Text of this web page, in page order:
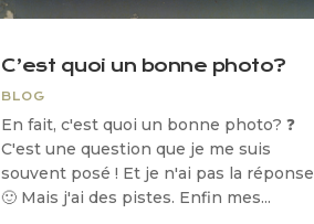
C’est quoi un bonne photo?
BLOG
En fait, c'est quoi un bonne photo? ❓
C'est une question que je me suis
souvent posé ! Et je n'ai pas la réponse
🙂 Mais j'ai des pistes. Enfin mes...